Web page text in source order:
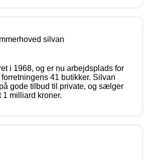
i 1968, og er nu arbejdsplads for
41 butikker. Silvan
gode tilbud til private, og sælger
1 milliard kroner.